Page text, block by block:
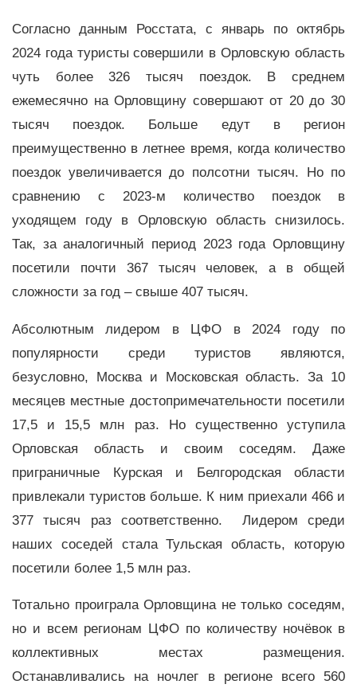
Согласно данным Росстата, с январь по октябрь
2024 года туристы совершили в Орловскую область
чуть более 326 тысяч поездок. В среднем
ежемесячно на Орловщину совершают от 20 до 30
тысяч поездок. Больше едут в регион
преимущественно в летнее время, когда количество
поездок увеличивается до полсотни тысяч. Но по
сравнению с 2023-м количество поездок в
уходящем году в Орловскую область снизилось.
Так, за аналогичный период 2023 года Орловщину
посетили почти 367 тысяч человек, а в общей
сложности за год – свыше 407 тысяч.
Абсолютным лидером в ЦФО в 2024 году по
популярности среди туристов являются,
безусловно, Москва и Московская область. За 10
месяцев местные достопримечательности посетили
17,5 и 15,5 млн раз. Но существенно уступила
Орловская область и своим соседям. Даже
приграничные Курская и Белгородская области
привлекали туристов больше. К ним приехали 466 и
377 тысяч раз соответственно. Лидером среди
наших соседей стала Тульская область, которую
посетили более 1,5 млн раз.
Тотально проиграла Орловщина не только соседям,
но и всем регионам ЦФО по количеству ночёвок в
коллективных местах размещения.
Останавливались на ночлег в регионе всего 560